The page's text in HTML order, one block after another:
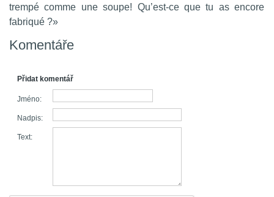
trempé comme une soupe! Qu’est-ce que tu as encore
fabriqué ?»
Komentáře
Přidat komentář
Jméno:
Nadpis:
Text: